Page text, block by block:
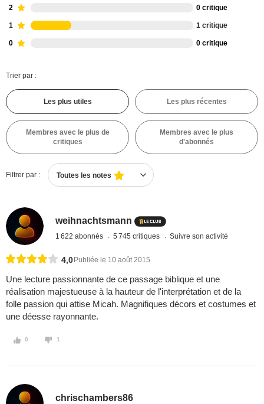
2 0 critique
1 1 critique
0 0 critique
Trier par :
Les plus utiles Les plus récentes
Membres avec le plus de
critiques
Membres avec le plus
d'abonnés
Filtrer par : Toutes les notes
weihnachtsmann
1 622 abonnés 5 745 critiques Suivre son activité
4,0 Publiée le 10 août 2015
Une lecture passionnante de ce passage biblique et une
réalisation majestueuse à la hauteur de l'interprétation et de la
folle passion qui attise Micah. Magnifiques décors et costumes et
une déesse rayonnante.
0 1
chrischambers86